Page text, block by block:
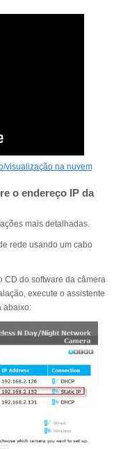
visualização na nuvem
o endereço IP da
mais detalhadas.
rede usando um cabo
CD do software da câmera
execute o assistente
abaixo: